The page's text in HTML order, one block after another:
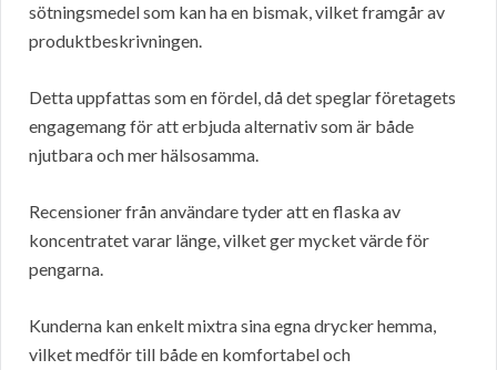
sötningsmedel som kan ha en bismak, vilket framgår av
produktbeskrivningen.
Detta uppfattas som en fördel, då det speglar företagets
engagemang för att erbjuda alternativ som är både
njutbara och mer hälsosamma.
Recensioner från användare tyder att en flaska av
koncentratet varar länge, vilket ger mycket värde för
pengarna.
Kunderna kan enkelt mixtra sina egna drycker hemma,
vilket medför till både en komfortabel och